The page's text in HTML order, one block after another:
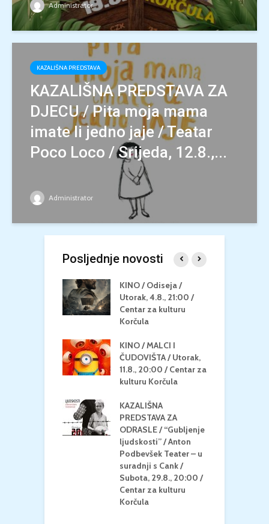
Administrator
KAZALIŠNA PREDSTAVA
KAZALIŠNA PREDSTAVA ZA
DJECU / Pita moja mama
imate li jedno jaje / Teatar
Poco Loco / Srijeda, 12.8.,...
Administrator
Posljednje novosti
KINO / Odiseja /
Utorak, 4.8., 21:00 /
Centar za kulturu
Korčula
KINO / MALCI I
ČUDOVIŠTA / Utorak,
11.8., 20:00 / Centar za
kulturu Korčula
KAZALIŠNA
PREDSTAVA ZA
ODRASLE / “Gubljenje
ljudskosti” / Anton
Podbevšek Teater – u
suradnji s Cank /
Subota, 29.8., 20:00 /
Centar za kulturu
Korčula